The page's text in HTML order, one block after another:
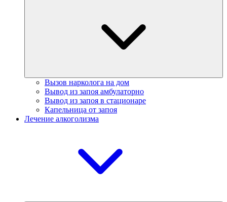
Вызов нарколога на дом
Вывод из запоя амбулаторно
Вывод из запоя в стационаре
Капельница от запоя
Лечение алкоголизма